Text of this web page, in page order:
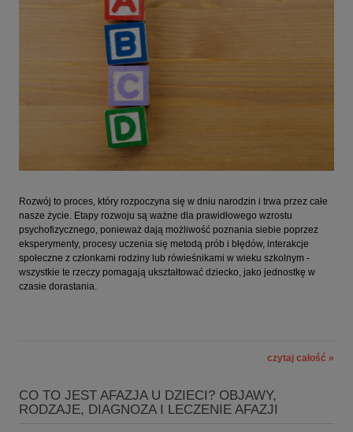
Rozwój to proces, który rozpoczyna się w dniu narodzin i trwa przez całe
nasze życie. Etapy rozwoju są ważne dla prawidłowego wzrostu
psychofizycznego, ponieważ dają możliwość poznania siebie poprzez
eksperymenty, procesy uczenia się metodą prób i błędów, interakcje
społeczne z członkami rodziny lub rówieśnikami w wieku szkolnym -
wszystkie te rzeczy pomagają ukształtować dziecko, jako jednostkę w
czasie dorastania.
czytaj całość »
CO TO JEST AFAZJA U DZIECI? OBJAWY,
RODZAJE, DIAGNOZA I LECZENIE AFAZJI